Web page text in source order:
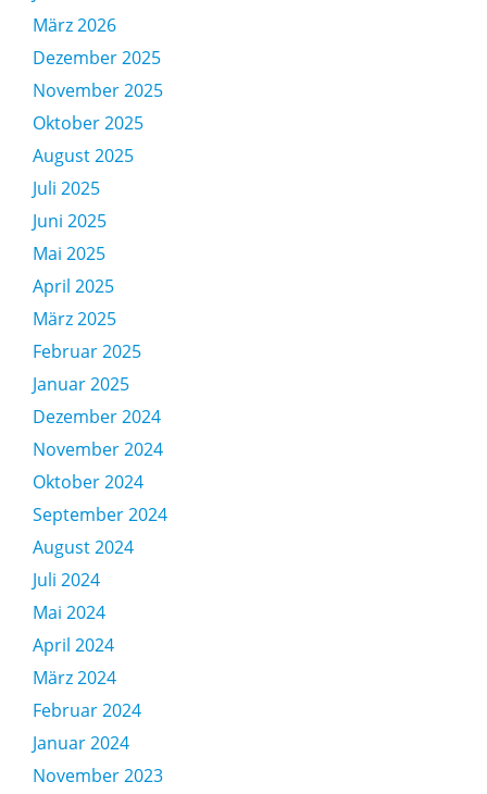
März 2026
Dezember 2025
November 2025
Oktober 2025
August 2025
Juli 2025
Juni 2025
Mai 2025
April 2025
März 2025
Februar 2025
Januar 2025
Dezember 2024
November 2024
Oktober 2024
September 2024
August 2024
Juli 2024
Mai 2024
April 2024
März 2024
Februar 2024
Januar 2024
November 2023